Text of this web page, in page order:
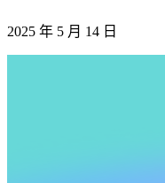
2025 年 5 月 14 日